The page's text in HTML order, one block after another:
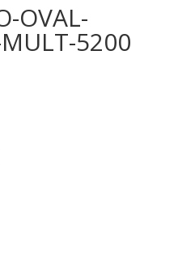
OVAL-
MULT-5200